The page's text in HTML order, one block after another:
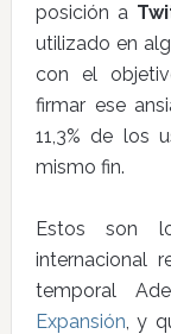
posición a
utilizado en
con el
firmar ese
11,3% de los
mismo fin.
Estos son
internacional
temporal
Expansión, y